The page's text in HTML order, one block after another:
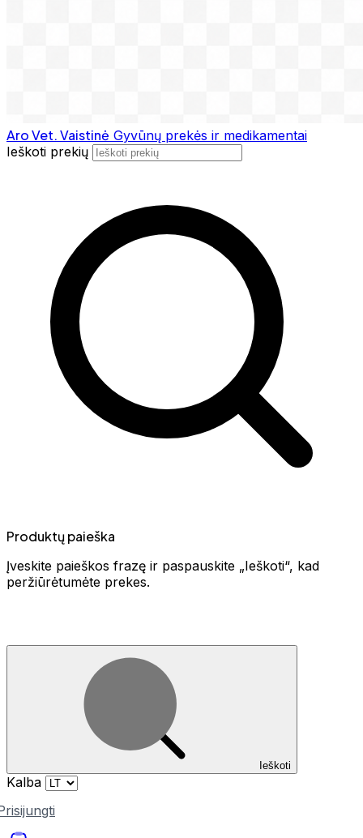
Aro Vet. Vaistinė Gyvūnų prekės ir medikamentai
Ieškoti prekių
Produktų paieška
Įveskite paieškos frazę ir paspauskite „Ieškoti“, kad
peržiūrėtumėte prekes.
Ieškoti
Kalba